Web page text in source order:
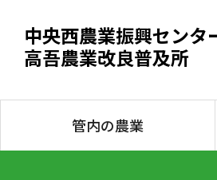
中央西農業振興センタ
高吾農業改良普及所
管内の農業